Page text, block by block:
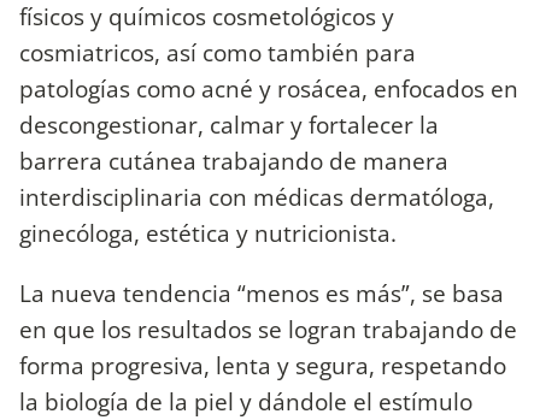
físicos y químicos cosmetológicos y
cosmiatricos, así como también para
patologías como acné y rosácea, enfocados en
descongestionar, calmar y fortalecer la
barrera cutánea trabajando de manera
interdisciplinaria con médicas dermatóloga,
ginecóloga, estética y nutricionista.
La nueva tendencia “menos es más”, se basa
en que los resultados se logran trabajando de
forma progresiva, lenta y segura, respetando
la biología de la piel y dándole el estímulo